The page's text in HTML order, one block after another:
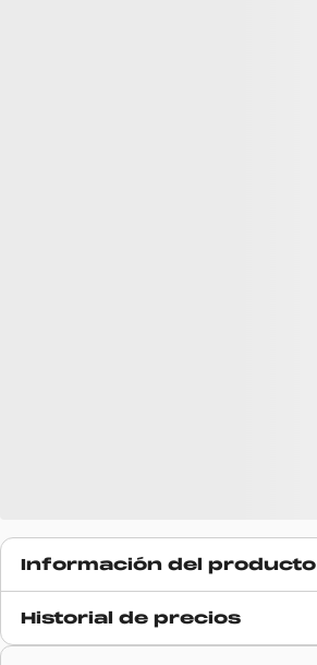
Información del producto
Fecha de lanzamiento
Historial de precios